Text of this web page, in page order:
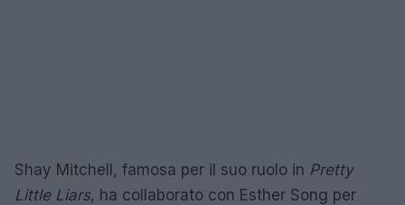
Shay Mitchell, famosa per il suo ruolo in Pretty
Little Liars, ha collaborato con Esther Song per